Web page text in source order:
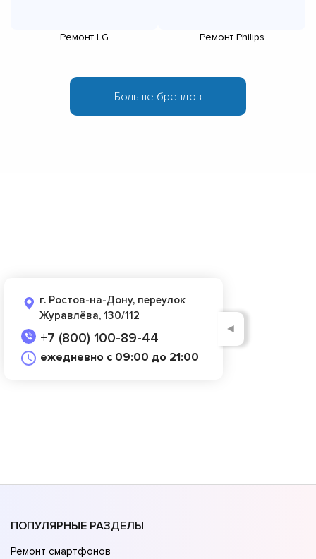
Ремонт LG Ремонт Philips
г. Ростов-на-Дону, переулок
Журавлёва, 130/112
+7 (800) 100-89-44
ежедневно с 09:00 до 21:00
◄
ПОПУЛЯРНЫЕ РАЗДЕЛЫ
Ремонт смартфонов